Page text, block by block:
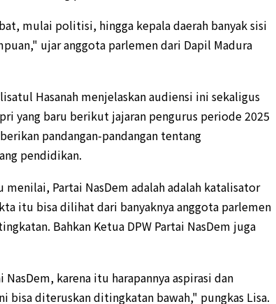
mulai politisi, hingga kepala daerah banyak sisi
ujar anggota parlemen dari Dapil Madura
Hasanah menjelaskan audiensi ini sekaligus
yang baru berikut jajaran pengurus periode 2025
pandangan-pandangan tentang
pendidikan.
Partai NasDem adalah adalah katalisator
itu bisa dilihat dari banyaknya anggota parlemen
Bahkan Ketua DPW Partai NasDem juga
karena itu harapannya aspirasi dan
bisa diteruskan ditingkatan bawah," pungkas Lisa.